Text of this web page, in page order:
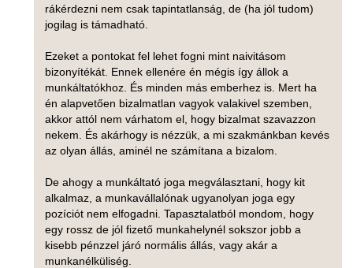
rákérdezni nem csak tapintatlanság, de (ha jól tudom)
jogilag is támadható.
Ezeket a pontokat fel lehet fogni mint naivitásom
bizonyítékát. Ennek ellenére én mégis így állok a
munkáltatókhoz. És minden más emberhez is. Mert ha
én alapvetően bizalmatlan vagyok valakivel szemben,
akkor attól nem várhatom el, hogy bizalmat szavazzon
nekem. És akárhogy is nézzük, a mi szakmánkban kevés
az olyan állás, aminél ne számítana a bizalom.
De ahogy a munkáltató joga megválasztani, hogy kit
alkalmaz, a munkavállalónak ugyanolyan joga egy
pozíciót nem elfogadni. Tapasztalatból mondom, hogy
egy rossz de jól fizető munkahelynél sokszor jobb a
kisebb pénzzel járó normális állás, vagy akár a
munkanélküliség.